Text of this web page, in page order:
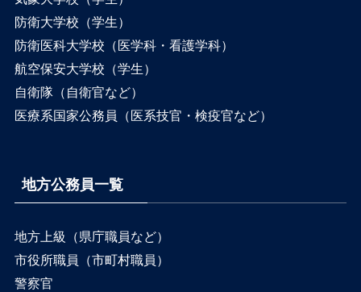
防衛大学校（学生）
防衛医科大学校（医学科・看護学科）
航空保安大学校（学生）
自衛隊（自衛官など）
医療系国家公務員（医系技官・検疫官など）
地方公務員一覧
地方上級（県庁職員など）
市役所職員（市町村職員）
警察官